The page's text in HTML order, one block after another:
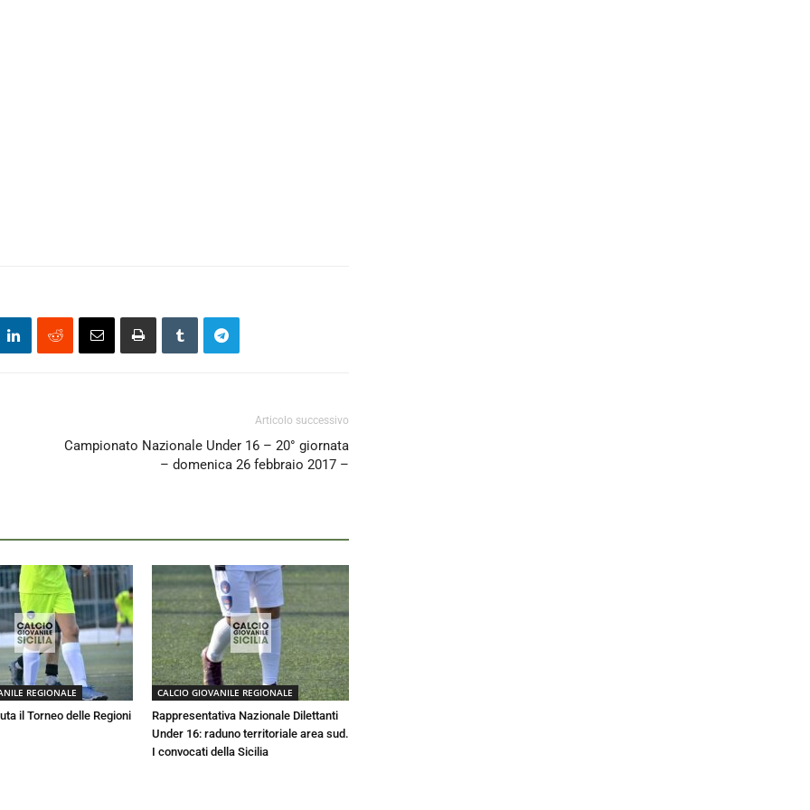
Articolo successivo
Campionato Nazionale Under 16 – 20° giornata
– domenica 26 febbraio 2017 –
REGIONALE
il Torneo delle Regioni
CALCIO GIOVANILE REGIONALE
Rappresentativa Nazionale Dilettanti
Under 16: raduno territoriale area sud.
I convocati della Sicilia